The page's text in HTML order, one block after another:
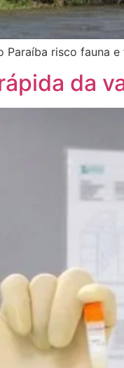
Paraíba risco fauna
da